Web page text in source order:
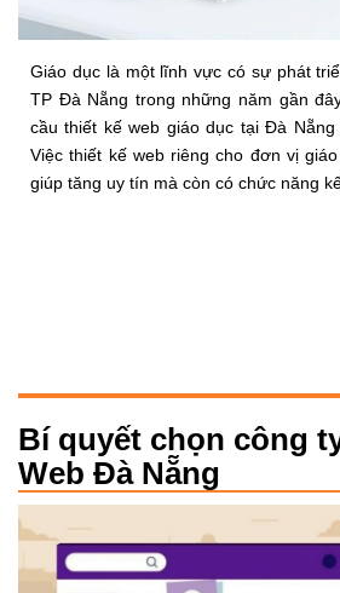
Giáo dục là một lĩnh vực có sự phát
TP Đà Nẵng trong những năm gần
cầu thiết kế web giáo dục tại Đà Nẵng
Việc thiết kế web riêng cho đơn vị
giúp tăng uy tín mà còn có chức năng
Bí quyết chọn công
Web Đà Nẵng